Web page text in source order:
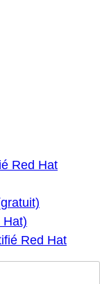
Red Hat
Hat)
Red Hat